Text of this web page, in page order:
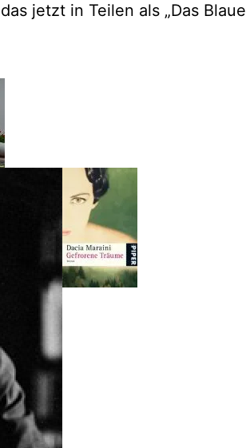
jetzt in Teilen als „Das Blaue